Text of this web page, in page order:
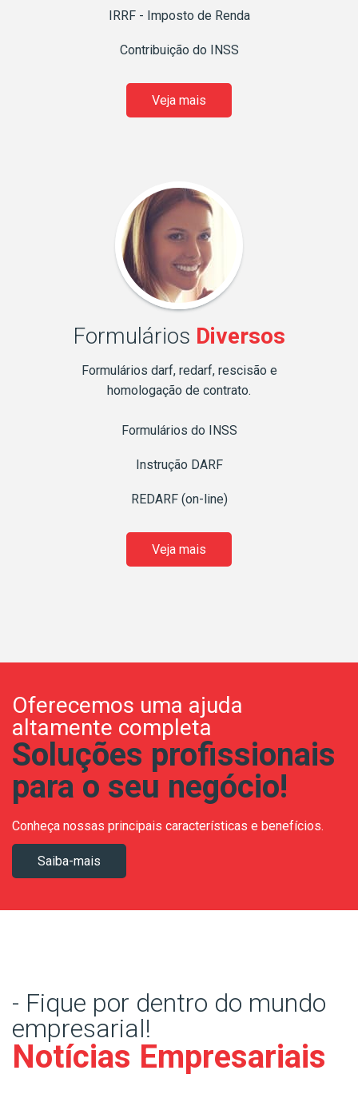
IRRF - Imposto de Renda
Contribuição do INSS
Veja mais
Formulários Diversos
Formulários darf, redarf, rescisão e
homologação de contrato.
Formulários do INSS
Instrução DARF
REDARF (on-line)
Veja mais
Oferecemos uma ajuda
altamente completa
Soluções profissionais
para o seu negócio!
Conheça nossas principais características e benefícios.
Saiba-mais
- Fique por dentro do mundo
empresarial!
Notícias Empresariais